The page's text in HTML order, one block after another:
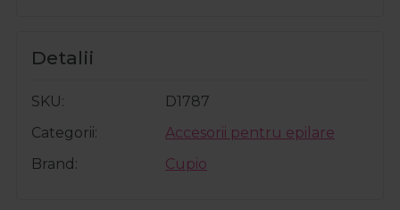
Detalii
SKU
D1787
Categorii
Accesorii pentru epilare
Brand
Cupio